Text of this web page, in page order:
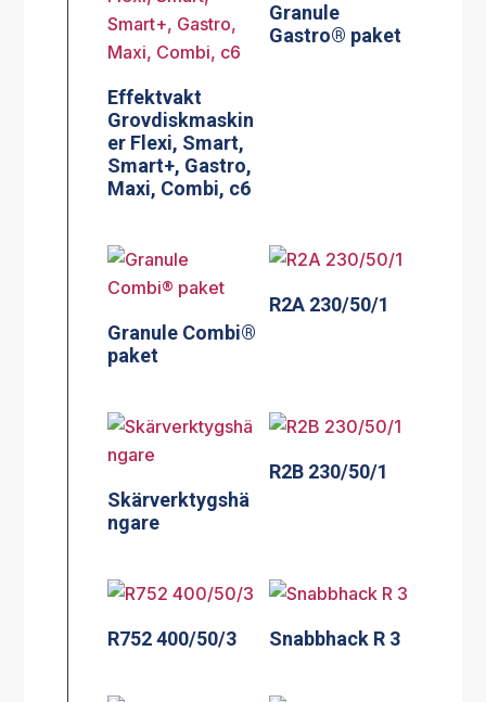
Effektvakt
Grovdiskmaskin
er Flexi, Smart,
Smart+, Gastro,
Maxi, Combi, c6
Granule
Gastro® paket
Granule Combi®
paket
R2A 230/50/1
Skärverktygshä
ngare
R2B 230/50/1
R752 400/50/3 Snabbhack R 3